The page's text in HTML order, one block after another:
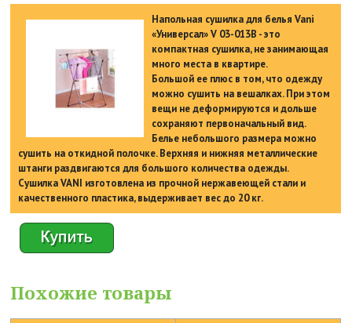
Напольная сушилка для белья Vani
«Универсал» V 03-013B - это
компактная сушилка, не занимающая
много места в квартире.
Большой ее плюс в том, что одежду
можно сушить на вешалках. При этом
вещи не деформируются и дольше
сохраняют первоначальный вид.
Белье небольшого размера можно
сушить на откидной полочке. Верхняя и нижняя металлические
штанги раздвигаются для большого количества одежды.
Сушилка VANI изготовлена из прочной нержавеющей стали и
качественного пластика, выдерживает вес до 20 кг.
Похожие товары